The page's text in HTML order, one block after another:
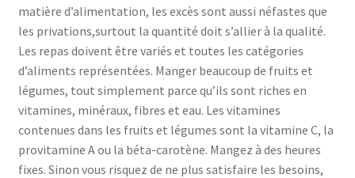
matière d’alimentation, les excès sont aussi néfastes que
les privations,surtout la quantité doit s’allier à la qualité.
Les repas doivent être variés et toutes les catégories
d’aliments représentées. Manger beaucoup de fruits et
légumes, tout simplement parce qu’ils sont riches en
vitamines, minéraux, fibres et eau. Les vitamines
contenues dans les fruits et légumes sont la vitamine C, la
provitamine A ou la béta-carotène. Mangez à des heures
fixes. Sinon vous risquez de ne plus satisfaire les besoins,